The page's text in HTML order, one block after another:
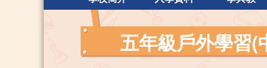
五年級戶外學習(